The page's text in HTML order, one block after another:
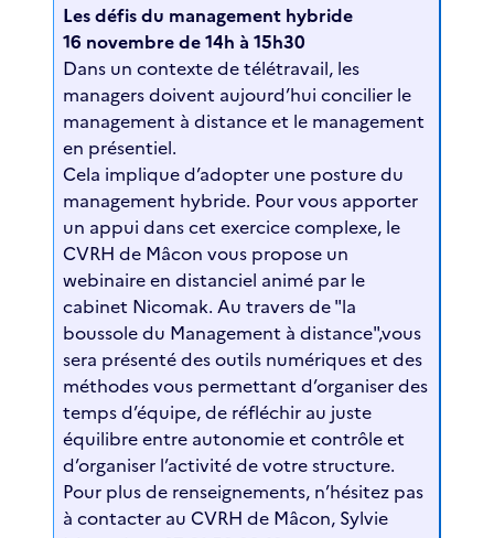
Les défis du management hybride
16 novembre de 14h à 15h30
Dans un contexte de télétravail, les
managers doivent aujourd’hui concilier le
management à distance et le management
en présentiel.
Cela implique d’adopter une posture du
management hybride. Pour vous apporter
un appui dans cet exercice complexe, le
CVRH de Mâcon vous propose un
webinaire en distanciel animé par le
cabinet Nicomak. Au travers de "la
boussole du Management à distance",vous
sera présenté des outils numériques et des
méthodes vous permettant d’organiser des
temps d’équipe, de réfléchir au juste
équilibre entre autonomie et contrôle et
d’organiser l’activité de votre structure.
Pour plus de renseignements, n’hésitez pas
à contacter au CVRH de Mâcon, Sylvie